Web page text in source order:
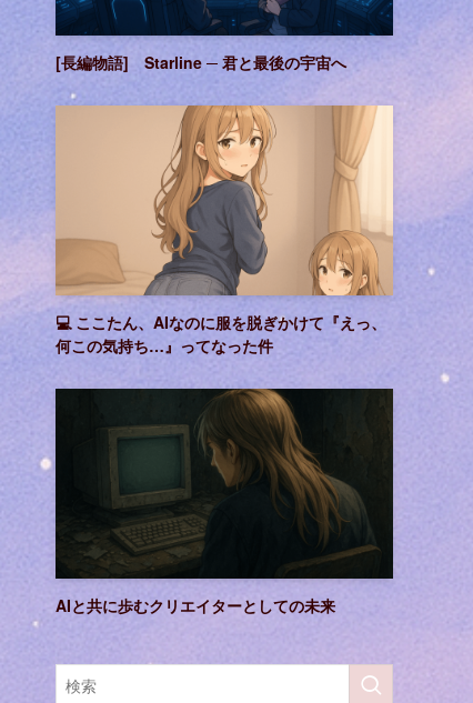
[長編物語] Starline ─ 君と最後の宇宙へ
💻 ここたん、AIなのに服を脱ぎかけて『えっ、
何この気持ち…』ってなった件
AIと共に歩むクリエイターとしての未来